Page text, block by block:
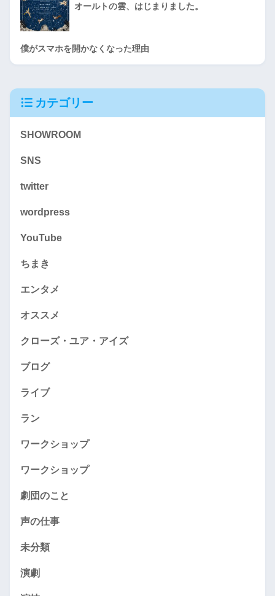
オールトの雲、はじまりました。
僕がスマホを開かなくなった理由
カテゴリー
SHOWROOM
SNS
twitter
wordpress
YouTube
ちまき
エンタメ
オススメ
クローズ・ユア・アイズ
ブログ
ライブ
ラン
ワークショップ
ワークショップ
劇団のこと
声の仕事
未分類
演劇